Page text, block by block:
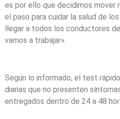
es por ello que decidimos mover
el paso para cuidar la salud de
llegar a todos los conductores
vamos a trabajar».
Según lo informado, el test
diarias que no presenten
entregados dentro de 24 a 48